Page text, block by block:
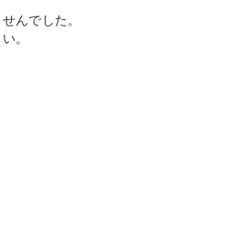
んでした。
。